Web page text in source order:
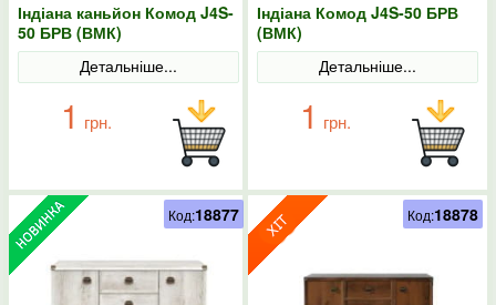
Індіана каньйон Комод J4S-
50 БРВ (ВМК)
Детальніше...
1 грн.
Індіана Комод J4S-50 БРВ
(ВМК)
Детальніше...
1 грн.
Код:18877 Код:18878